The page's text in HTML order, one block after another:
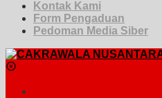
Kontak Kami
Form Pengaduan
Pedoman Media Siber